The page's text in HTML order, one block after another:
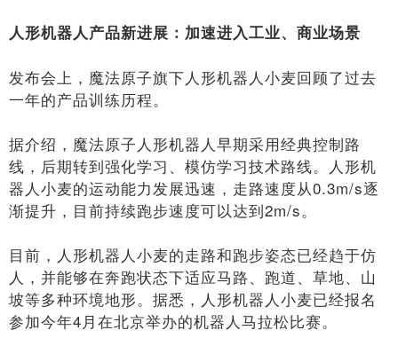
人形机器人产品新进展：加速进入工业、商业场景
发布会上，魔法原子旗下人形机器人小麦回顾了过去
一年的产品训练历程。
据介绍，魔法原子人形机器人早期采用经典控制路
线，后期转到强化学习、模仿学习技术路线。人形机
器人小麦的运动能力发展迅速，走路速度从0.3m/s逐
渐提升，目前持续跑步速度可以达到2m/s。
目前，人形机器人小麦的走路和跑步姿态已经趋于仿
人，并能够在奔跑状态下适应马路、跑道、草地、山
坡等多种环境地形。据悉，人形机器人小麦已经报名
参加今年4月在北京举办的机器人马拉松比赛。